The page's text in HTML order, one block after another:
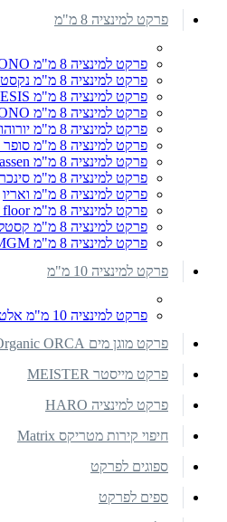
פרקט למינציה 8 מ"מ
פרקט למינציה 8 מ"מ SWISS KRONO
פרקט למינציה 8 מ"מ נקסט סטפ
פרקט למינציה 8 מ"מ GENESIS
פרקט למינציה 8 מ"מ SWISS KRONO רחב
פרקט למינציה 8 מ"מ יורוהום
פרקט למינציה 8 מ"מ סופר נטורל
פרקט למינציה 8 מ"מ Classen
פרקט למינציה 8 מ"מ סינכרום
פרקט למינציה 8 מ"מ ואריו
פרקט למינציה 8 מ"מ art floor
פרקט למינציה 8 מ"מ קסטלו
פרקט למינציה 8 מ"מ MGM
פרקט למינציה 10 מ"מ
פרקט למינציה 10 מ"מ אלטיטיוד פלוס
פרקט מוגן מים Organic ORCA
פרקט מייסטר MEISTER
פרקט למינציה HARO
חיפוי קירות מטריקס Matrix
ספוגים לפרקט
ספים לפרקט